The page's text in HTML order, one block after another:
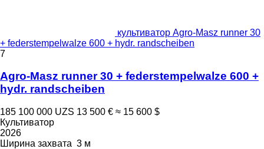
культиватор Agro-Masz runner 30
+ federstempelwalze 600 + hydr. randscheiben
7
Agro-Masz runner 30 + federstempelwalze 600 +
hydr. randscheiben
185 100 000 UZS 13 500 € ≈ 15 600 $
Культиватор
2026
Ширина захвата 3 м